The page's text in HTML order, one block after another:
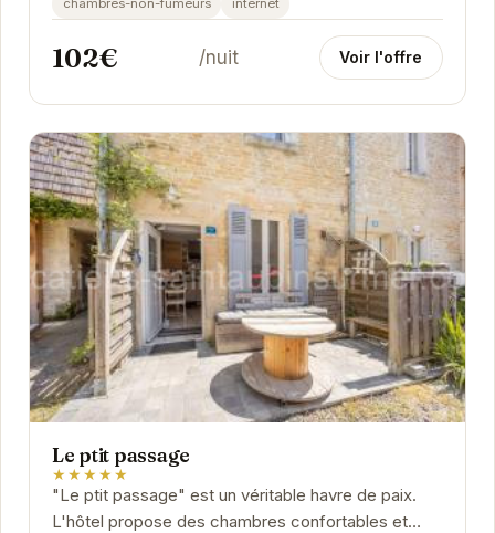
102€ /nuit Voir l'offre
Le ptit passage
★★★★★
"Le ptit passage" est un véritable havre de paix.
L'hôtel propose des chambres confortables et